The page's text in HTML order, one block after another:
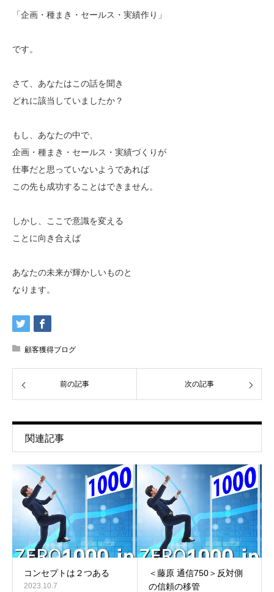
「企画・種まき・セールス・実績作り」
です。
さて、あなたはこの話を聞き
どれに該当していましたか？
もし、あなたの中で、
企画・種まき・セールス・実績づくりが
仕事だと思っていないようであれば
この先も成功することはできません。
しかし、ここで意識を変える
ことに向き合えば
あなたの未来が輝かしいものと
なります。
顧客獲得ブログ
前の記事 次の記事
関連記事
コンセプトは２つある
2023.10.7
＜藤原 通信750＞反対側
の信頼の移管